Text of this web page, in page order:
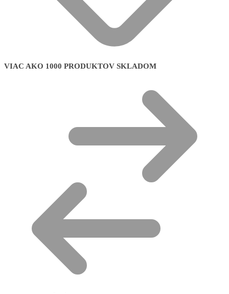
VIAC AKO 1000 PRODUKTOV SKLADOM